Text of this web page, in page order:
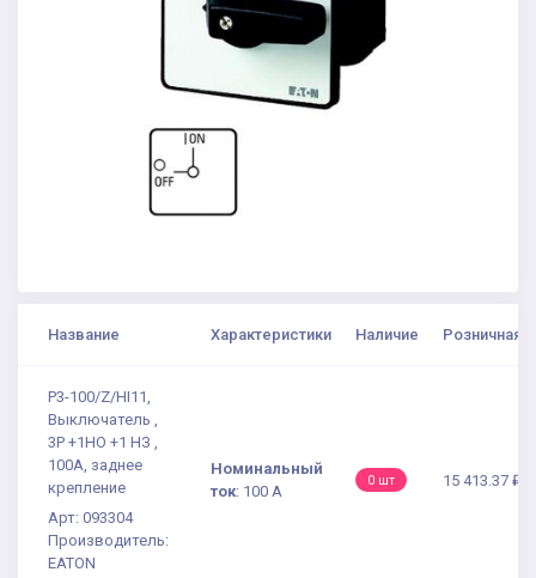
Название Характеристики Наличие Розничная
P3-100/Z/HI11,
Выключатель ,
3P +1НО +1 НЗ ,
100А, заднее
крепление
Арт: 093304
Производитель:
EATON
Номинальный
ток: 100 А
0 шт 15 413.37 ₽